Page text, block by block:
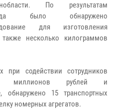
По результатам
было обнаружено
для изготовления
несколько килограммов
содействии сотрудников
миллионов рублей и
обнаружено 15 транспортных
номерных агрегатов.